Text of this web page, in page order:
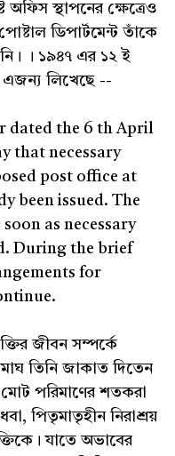
অফিস স্থাপনের ক্ষেত্রেও
ডিপার্টমেন্ট তাঁকে
। ১৯৪৭ এর ১২ ই
এজন্য লিখেছে --
dated the 6 th April
that necessary
post office at
been issued. The
as necessary
During the brief
for
জীবন সম্পর্কে
তিনি জাকাত দিতেন
পরিমাণের শতকরা
পিতৃমাতৃহীন নিরাশ্রয়
যাতে অভাবের